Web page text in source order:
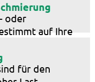
oder
auf Ihre
für konstante
die Lager
für den